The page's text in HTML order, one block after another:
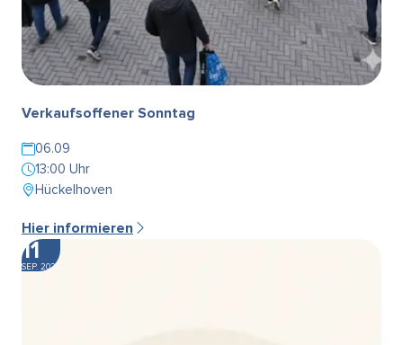
Verkaufsoffener Sonntag
06.09
13:00 Uhr
Hückelhoven
Hier informieren
11
SEP. 2026